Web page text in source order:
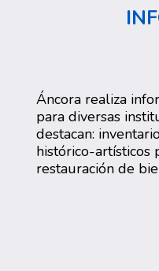
Áncora realiza
para diversas
destacan:
histórico-artísticos
restauración de